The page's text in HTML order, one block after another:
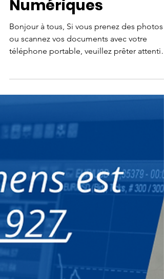
Documents
Numériques
Bonjour à tous, Si vous prenez des photos